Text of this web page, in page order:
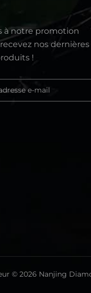
à notre promotion
nos dernières
!
© 2026 Nanjing